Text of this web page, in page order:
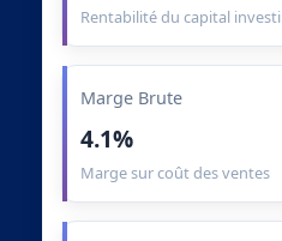
Rentabilité du capital investi
Marge Brute
4.1%
Marge sur coût des ventes